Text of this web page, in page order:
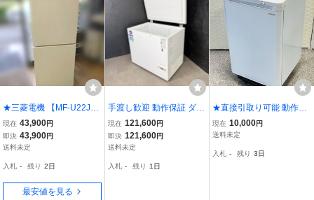
★三菱電機 【MF-U22J】
218リットル 2ドア冷凍庫
2024年製/ホームフリーザ
ー/ファン式/自動霜取/美
配送可能★
現在 43,900円
即決 43,900円
送料未定
入札 - 残り 2日
最安値を見る
手渡し歓迎 動作保証 ダイ
レイ スーパーフリーザー
DAIREI DF-200e 191L 10
0V 外寸92.5×69.4×84.8c
29
現在 121,600円
即決 121,600円
送料未定
入札 - 残り 1日
★直接引取り可能 動作品
アイリスオーヤマ IRIS O
HYAMA ノンフロン冷凍
セカンド冷凍庫 訳あり 中
現在 10,000円
送料未定
入札 - 残り 3日